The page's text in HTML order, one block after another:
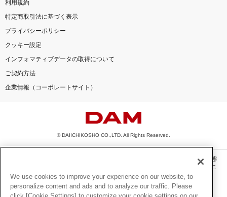
利用規約
特定商取引法に基づく表示
プライバシーポリシー
クッキー設定
インフォマティブデータの取得について
ご契約方法
企業情報（コーポレートサイト）
© DAIICHIKOSHO CO.,LTD. All Rights Reserved.
このサイトに掲載されている一切の文章・画像・写真・動画・音声等を、手段や形態
を問わず、著作権法の定める範囲を超えて無断で複製、転載、ファイル化などするこ
とを禁じます。
楽曲及びコンテンツは、機種によりご利用いただけない場合があります。
We use cookies to improve your experience on our website, to
personalize content and ads and to analyze our traffic. Please